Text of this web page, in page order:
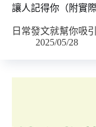
讓人記得你（附實
日常發文就幫你吸
2025/05/28